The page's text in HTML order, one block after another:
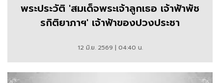
พระประวัติ 'สมเด็จพระเจ้าลูกเธอ เจ้าฟ้าพัช
รกิติยาภาฯ' เจ้าฟ้าของปวงประชา
12 มิ.ย. 2569 | 04:40 น.